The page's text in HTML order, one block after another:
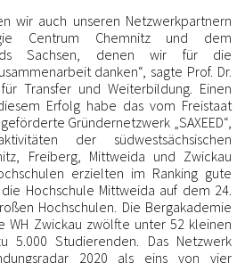
wir auch unseren Netzwerkpartnern
Centrum Chemnitz und dem
Sachsen, denen wir für die
danken“, sagte Prof. Dr.
Transfer und Weiterbildung. Einen
Erfolg habe das vom Freistaat
Gründernetzwerk „SAXEED“,
der südwestsächsischen
Freiberg, Mittweida und Zwickau
erzielten im Ranking gute
Hochschule Mittweida auf dem 24.
Hochschulen. Die Bergakademie
WH Zwickau zwölfte unter 52 kleinen
5.000 Studierenden. Das Netzwerk
2020 als eins von vier